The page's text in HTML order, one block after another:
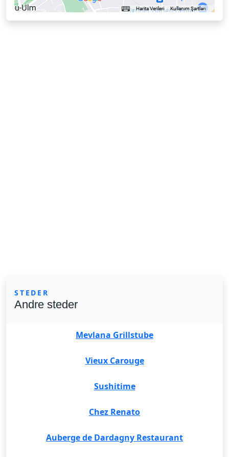
STEDER
Andre steder
Mevlana Grillstube
Vieux Carouge
Sushitime
Chez Renato
Auberge de Dardagny Restaurant